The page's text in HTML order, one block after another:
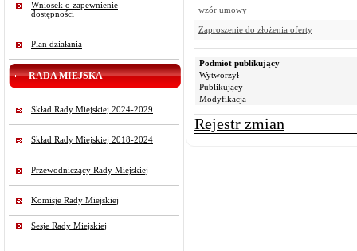
Wniosek o zapewnienie
dostępności
Plan działania
RADA MIEJSKA
Skład Rady Miejskiej 2024-2029
Skład Rady Miejskiej 2018-2024
Przewodniczący Rady Miejskiej
Komisje Rady Miejskiej
Sesje Rady Miejskiej
wzór umowy
Zaproszenie do złożenia oferty
Podmiot publikujący
Wytworzył
Publikujący
Modyfikacja
Rejestr zmian